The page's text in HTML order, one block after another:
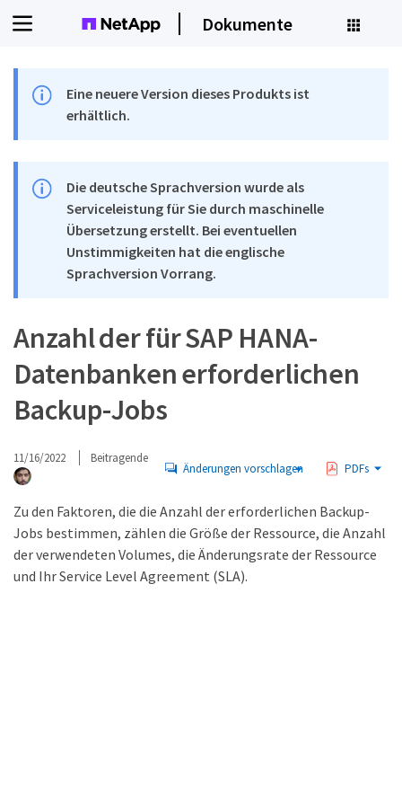
Dokumente
Eine neuere Version dieses Produkts ist
erhältlich.
Die deutsche Sprachversion wurde als
Serviceleistung für Sie durch maschinelle
Übersetzung erstellt. Bei eventuellen
Unstimmigkeiten hat die englische
Sprachversion Vorrang.
Anzahl der für SAP HANA-
Datenbanken erforderlichen
Backup-Jobs
11/16/2022 Beitragende
Änderungen vorschlagen PDFs
Zu den Faktoren, die die Anzahl der erforderlichen Backup-
Jobs bestimmen, zählen die Größe der Ressource, die Anzahl
der verwendeten Volumes, die Änderungsrate der Ressource
und Ihr Service Level Agreement (SLA).